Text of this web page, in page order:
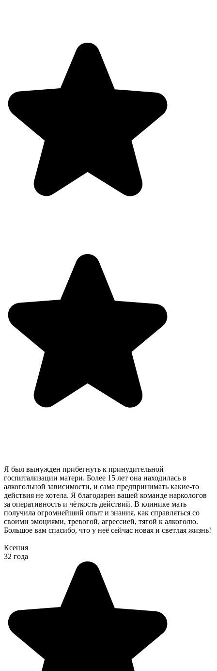
Я был вынужден прибегнуть к принудительной
госпитализации матери. Более 15 лет она находилась в
алкогольной зависимости, и сама предпринимать какие-то
действия не хотела. Я благодарен вашей команде наркологов
за оперативность и чёткость действий. В клинике мать
получила огромнейший опыт и знания, как справляться со
своими эмоциями, тревогой, агрессией, тягой к алкоголю.
Большое вам спасибо, что у неё сейчас новая и светлая жизнь!
Ксения
32 года